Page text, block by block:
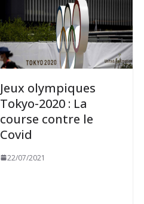
Jeux olympiques
Tokyo-2020 : La
course contre le
Covid
22/07/2021